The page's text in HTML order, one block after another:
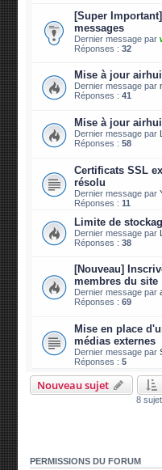
[Super
messages
Dernier message par
Réponses :32
Mise à jour
Dernier message par
Réponses :41
Mise à jour
Dernier message par
Réponses :58
Certificats SSL
résolu
Dernier message par
Réponses :11
Limite de
Dernier message par
Réponses :38
[Nouveau]
membres du site
Dernier message par
Réponses :69
Mise en place
médias externes
Dernier message par
Réponses :5
Nouveau sujet
8
PERMISSIONS DU FORUM